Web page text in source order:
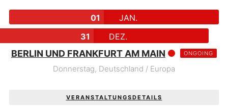
01
JAN.
31
DEZ.
BERLIN UND FRANKFURT AM MAIN ONGOING
Donnerstag, Deutschland / Europa
VERANSTALTUNGSDETAILS